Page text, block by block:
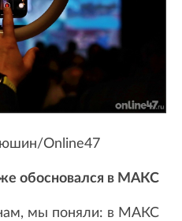
Online47
обосновался в МАКС
мы поняли: в МАКС